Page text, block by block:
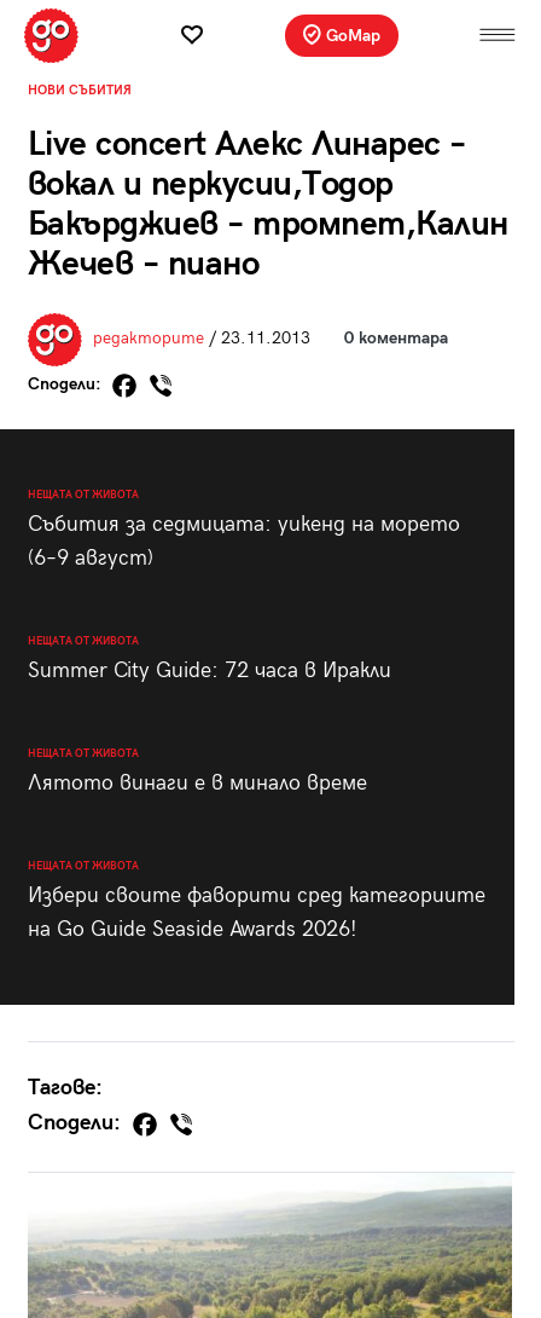
GoMap
НОВИ СЪБИТИЯ
Live concert Алекс Линарес –
вокал и перкусии,Тодор
Бакърджиев – тромпет,Калин
Жечев – пиано
редакторите/ 23.11.2013 0 коментара
Сподели:
НЕЩАТА ОТ ЖИВОТА
Събития за седмицата: уикенд на морето
(6–9 август)
НЕЩАТА ОТ ЖИВОТА
Summer City Guide: 72 часа в Иракли
НЕЩАТА ОТ ЖИВОТА
Лятото винаги е в минало време
НЕЩАТА ОТ ЖИВОТА
Избери своите фаворити сред категориите
на Go Guide Seaside Awards 2026!
Тагове:
Сподели: